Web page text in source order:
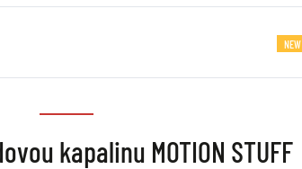
NEW
kapalinu MOTION STUFF